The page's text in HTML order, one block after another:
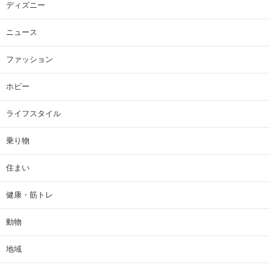
ディズニー
ニュース
ファッション
ホビー
ライフスタイル
乗り物
住まい
健康・筋トレ
動物
地域